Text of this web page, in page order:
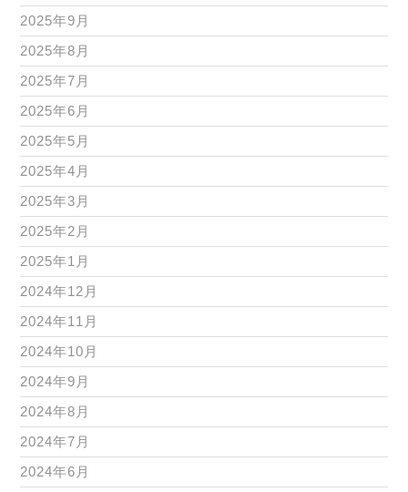
2025年9月
2025年8月
2025年7月
2025年6月
2025年5月
2025年4月
2025年3月
2025年2月
2025年1月
2024年12月
2024年11月
2024年10月
2024年9月
2024年8月
2024年7月
2024年6月